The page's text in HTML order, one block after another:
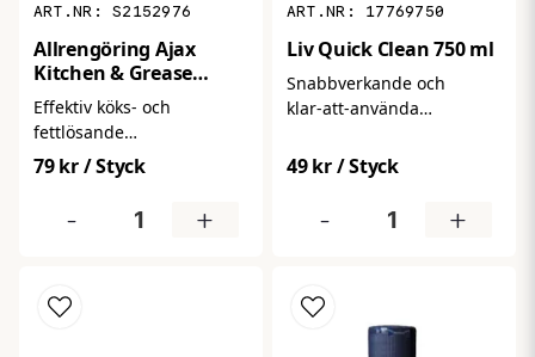
S2152976
Allrengöring Ajax
Kitchen & Grease
Spray 750ml
Effektiv köks‑ och
fettlösande
rengöringsspray som
snabbt tar bort fett, olja,
brända matrester och
ingrodd smuts från hårda
verka och torka av för ett
79 kr/ Styck
- +
17769750
Liv Quick Clean 750 ml
Snabbverkande och
klar‑att‑använda
som behöver snabb
uppfräschning och
borttagning av fett,
fingeravtryck och
och allmänna ytor där du
vill ha rent och fräscht på
49 kr/ Styck
- +